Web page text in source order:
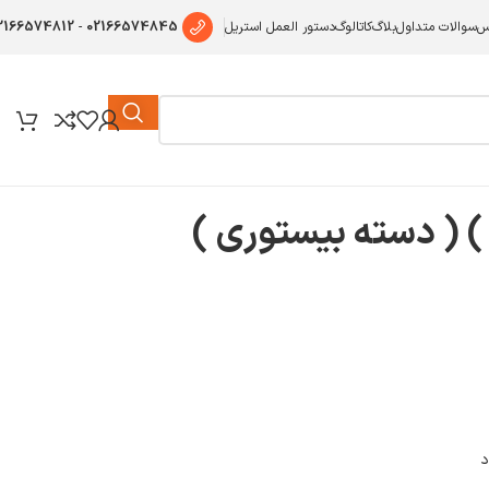
سوالات متداولبلاگکاتالوگدستور العمل استریل 02166574845
-
) ( دسته بیستوری )